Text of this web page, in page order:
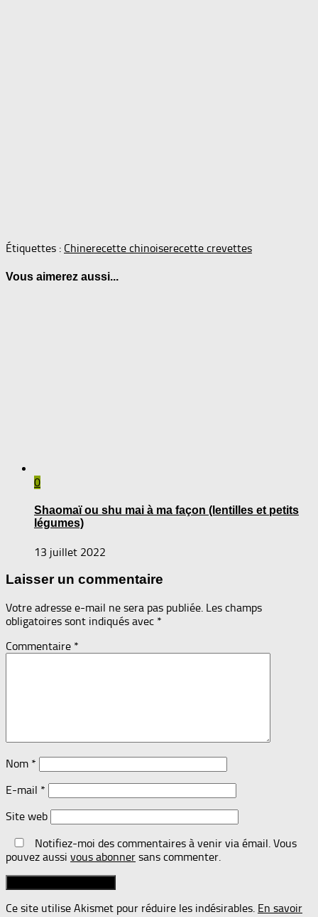
Étiquettes : Chinerecette chinoiserecette crevettes
Vous aimerez aussi...
0
Shaomaï ou shu mai à ma façon (lentilles et petits
légumes)
13 juillet 2022
Laisser un commentaire
Votre adresse e-mail ne sera pas publiée. Les champs
obligatoires sont indiqués avec *
Commentaire *
Nom *
E-mail *
Site web
Notifiez-moi des commentaires à venir via émail. Vous
pouvez aussi vous abonner sans commenter.
Ce site utilise Akismet pour réduire les indésirables. En savoir